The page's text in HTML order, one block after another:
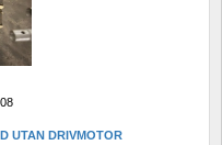
UTAN DRIVMOTOR